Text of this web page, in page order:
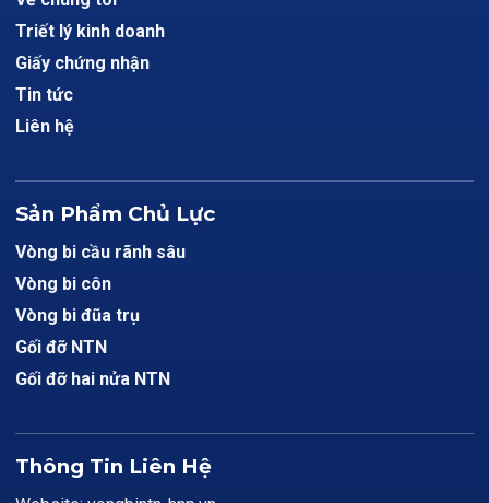
Triết lý kinh doanh
Giấy chứng nhận
Tin tức
Liên hệ
Sản Phẩm Chủ Lực
Vòng bi cầu rãnh sâu
Vòng bi côn
Vòng bi đũa trụ
Gối đỡ NTN
Gối đỡ hai nửa NTN
Thông Tin Liên Hệ